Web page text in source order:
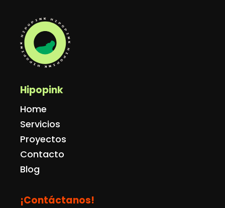
Hipopink
Home
Servicios
Proyectos
Contacto
Blog
¡Contáctanos!